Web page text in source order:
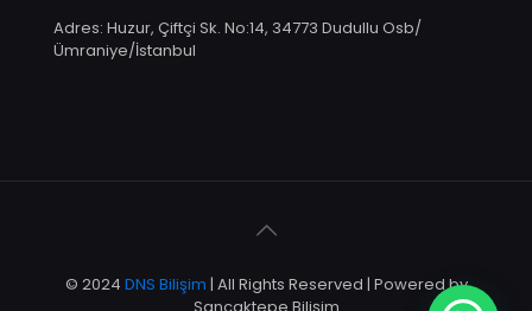
Adres: Huzur, Çiftçi Sk. No:14, 34773 Dudullu Osb/
Ümraniye/İstanbul
© 2024 DNS Bilişim | All Rights Reserved | Powered by